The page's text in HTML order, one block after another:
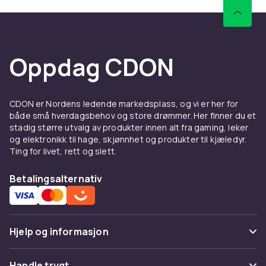
opplevelsen med din Samsung. Mobilholder til
Kjøp Samsung tilbehør online
hos CDON
CDON tilbyr et bredt utvalg av tilbehør til
Samsung. Se ogsåSamsung Galaxy A36 5G
tilbehøreller utforsk hele sortimentet av
Samsung tilbehør
Mobiltilbehørmed rask levering og trygt kjøp.
Oppdag CDON
CDON er Nordens ledende markedsplass, og vi er her for
både små hverdagsbehov og store drømmer. Her finner du et
stadig større utvalg av produkter innen alt fra gaming, leker
og elektronikk til hage, skjønnhet og produkter til kjæledyr.
Ting for livet, rett og slett.
Betalingsalternativ
Hjelp og informasjon
Vanlige spørsmål